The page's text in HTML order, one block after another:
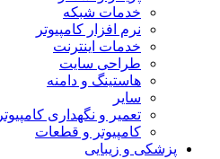
خدمات شبکه
نرم افزار کامپیوتر
خدمات اینترنت
طراحی سایت
هاستینگ و دامنه
سایر
تعمیر و نگهداری کامپیوتر
کامپیوتر و قطعات
پزشکی و زیبایی